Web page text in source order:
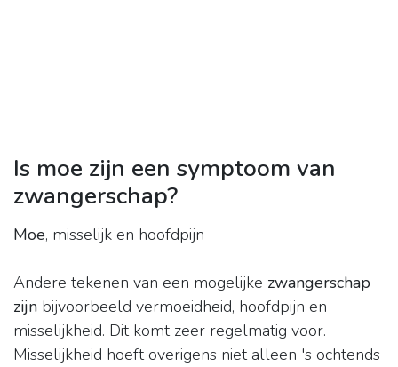
Is moe zijn een symptoom van
zwangerschap?
Moe, misselijk en hoofdpijn
Andere tekenen van een mogelijke zwangerschap
zijn bijvoorbeeld vermoeidheid, hoofdpijn en
misselijkheid. Dit komt zeer regelmatig voor.
Misselijkheid hoeft overigens niet alleen 's ochtends